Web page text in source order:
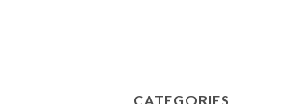
CATEGORIES